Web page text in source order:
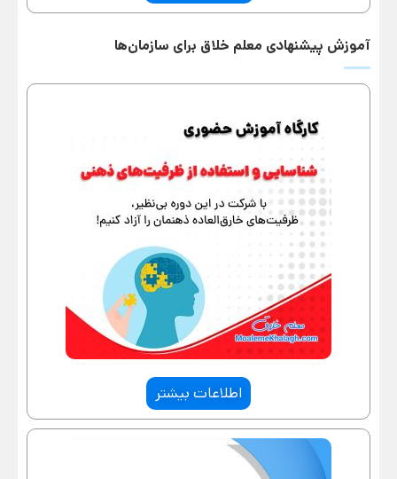
آموزش پیشنهادی معلم خلاق برای سازمان‌ها
اطلاعات بیشتر